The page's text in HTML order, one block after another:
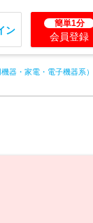
ン
簡単1分
会員登録
器・家電・電子機器系）